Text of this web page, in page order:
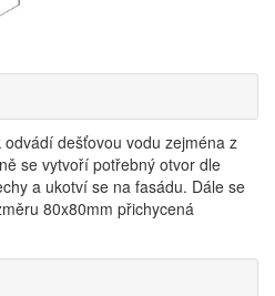
dešťovou vodu zejména z
se vytvoří potřebný otvor dle
a ukotví se na fasádu. Dále se
80x80mm přichycená